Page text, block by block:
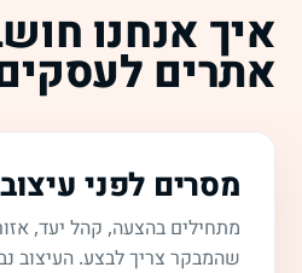
איך אנחנו
אתרים
מסרים לפני עיצוב
מתחילים בהצעה, קהל יעד,
שהמבקר צריך לבצע. העיצוב